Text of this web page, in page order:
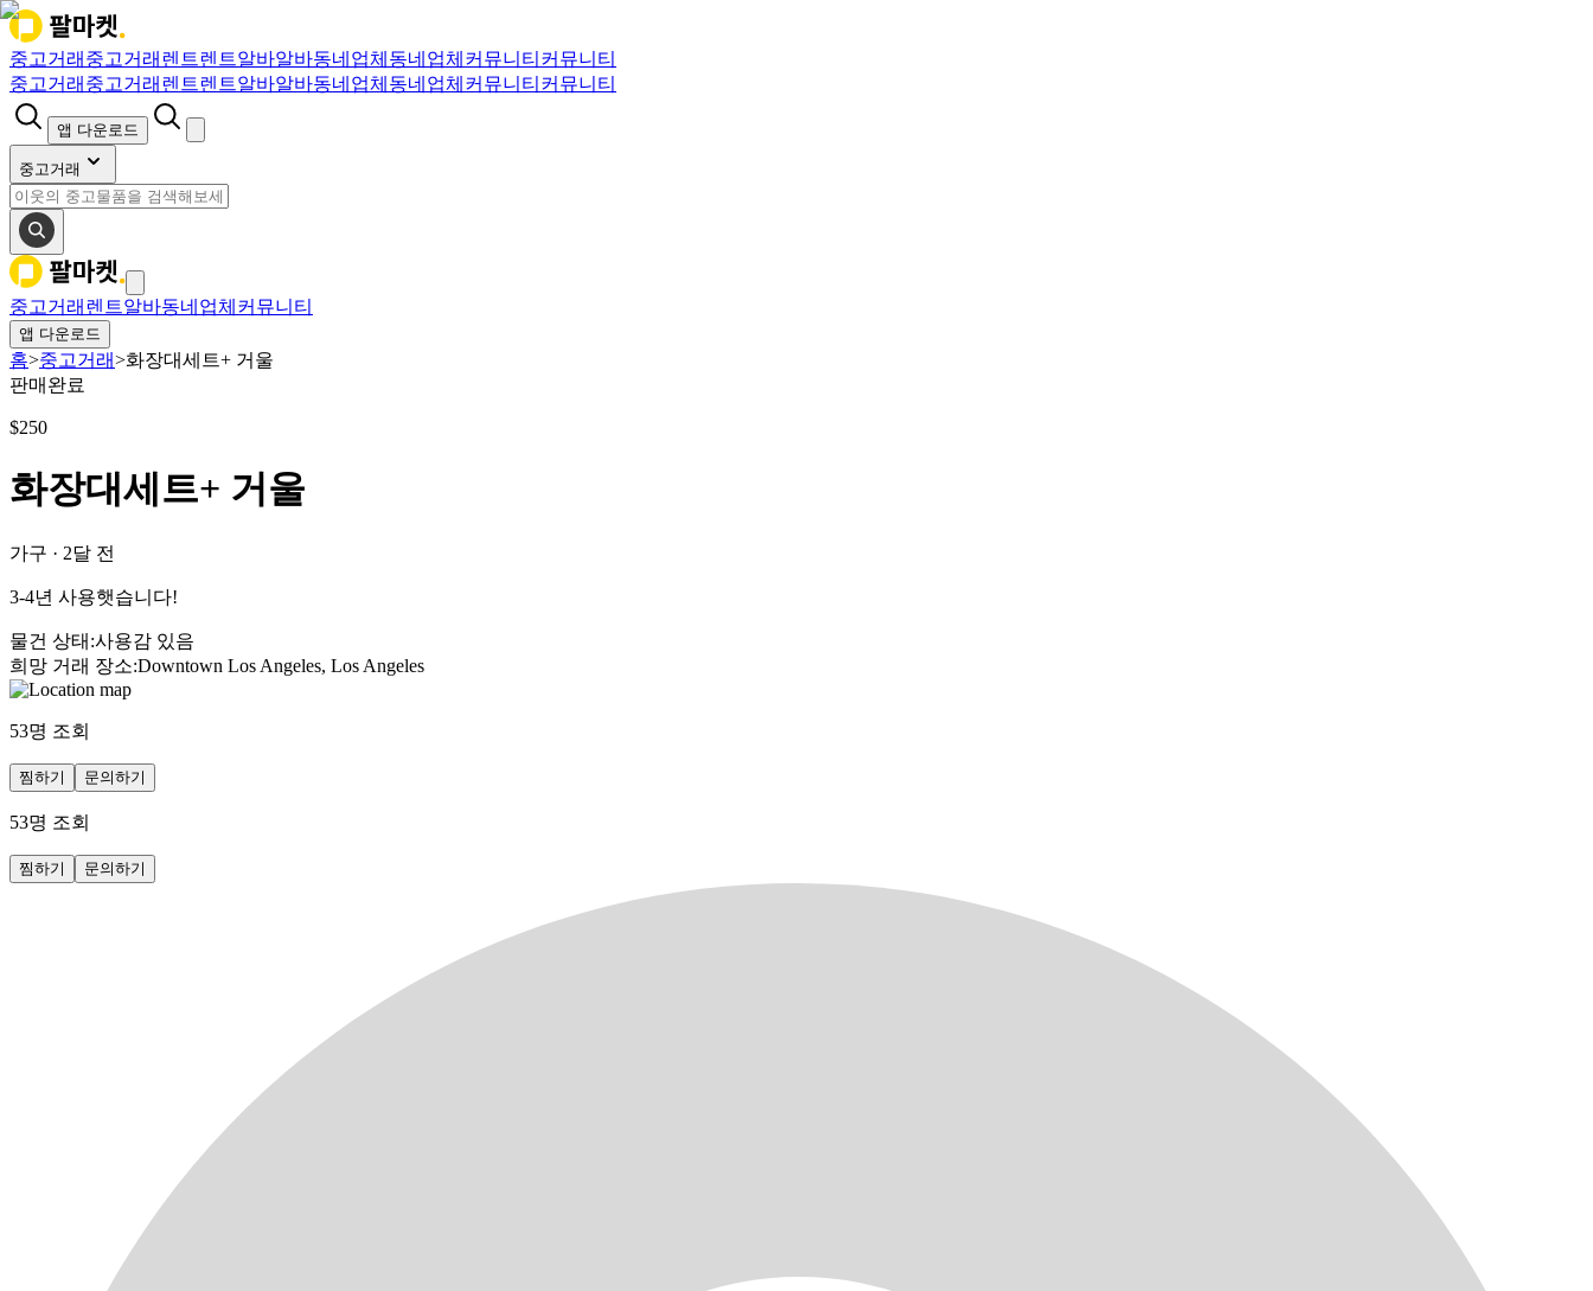
중고거래 중고거래 렌트렌트알바알바동네업체 동네업체 커뮤니티 커뮤니티
중고거래 중고거래 렌트렌트알바알바동네업체 동네업체 커뮤니티 커뮤니티
앱 다운로드
중고거래
중고거래 렌트알바동네업체 커뮤니티
앱 다운로드
홈>중고거래>화장대세트+ 거울
판매완료
$250
화장대세트+ 거울
가구 · 2달 전
3-4년 사용햇습니다!
물건 상태 :사용감 있음
희망 거래 장소:Downtown Los Angeles, Los Angeles
53명 조회
찜하기 문의하기
53명 조회
찜하기 문의하기